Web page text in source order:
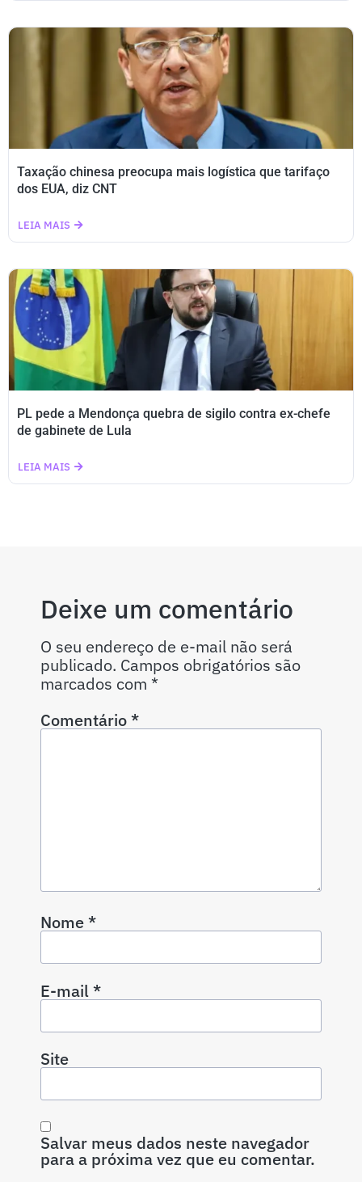
Taxação chinesa preocupa mais logística que tarifaço
dos EUA, diz CNT
LEIA MAIS
PL pede a Mendonça quebra de sigilo contra ex-chefe
de gabinete de Lula
LEIA MAIS
Deixe um comentário
O seu endereço de e-mail não será
publicado. Campos obrigatórios são
marcados com *
Comentário*
Nome*
E-mail*
Site
Salvar meus dados neste navegador
para a próxima vez que eu comentar.